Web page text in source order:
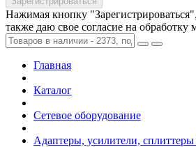
Нажимая кнопку
также даю свое согласие на
Главная
Каталог
Сетевое оборудование
Адаптеры, усилители, сплиттеры